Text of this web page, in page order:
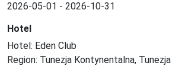
2026-05-01 - 2026-10-31
Hotel
Hotel: Eden Club
Region: Tunezja Kontynentalna, Tunezja